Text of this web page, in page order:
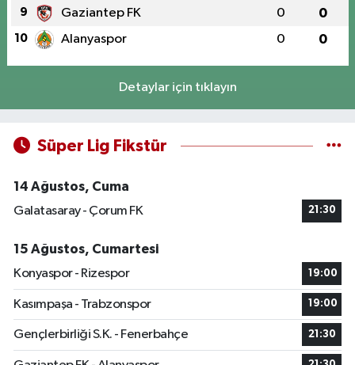
9 Gaziantep FK 0 0
10 Alanyaspor 0 0
Detaylar için tıklayın
Süper Lig Fikstür
14 Ağustos, Cuma
Galatasaray - Çorum FK
21:30
15 Ağustos, Cumartesi
Konyaspor - Rizespor
19:00
Kasımpaşa - Trabzonspor 19:00
Gençlerbirliği S.K. - Fenerbahçe 21:30